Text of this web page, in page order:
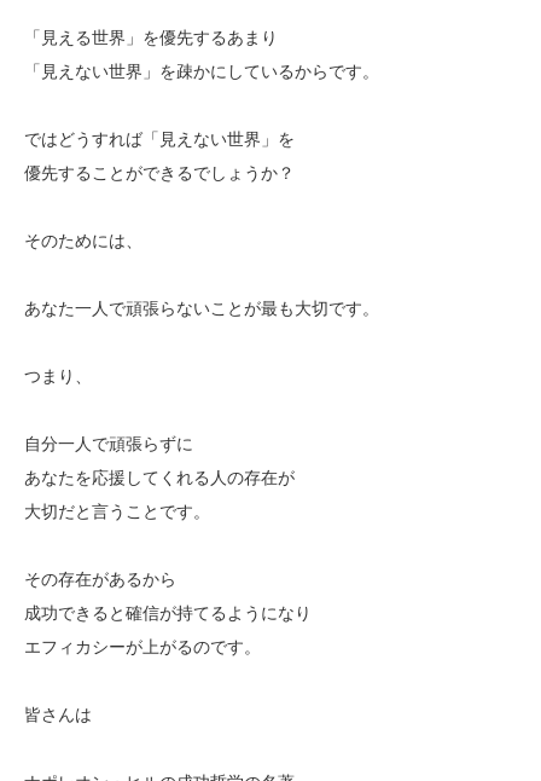
「見える世界」を優先するあまり
「見えない世界」を疎かにしているからです。
ではどうすれば「見えない世界」を
優先することができるでしょうか？
そのためには、
あなた一人で頑張らないことが最も大切です。
つまり、
自分一人で頑張らずに
あなたを応援してくれる人の存在が
大切だと言うことです。
その存在があるから
成功できると確信が持てるようになり
エフィカシーが上がるのです。
皆さんは